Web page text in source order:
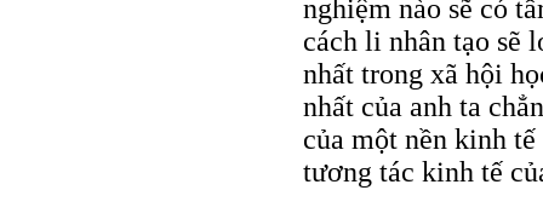
nghiệm nào sẽ có
cách li nhân tạo sẽ
nhất trong xã hội
nhất của anh ta
của một nền kinh
tương tác kinh tế